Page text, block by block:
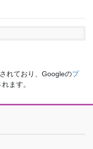
れており、Googleのプ
ます。